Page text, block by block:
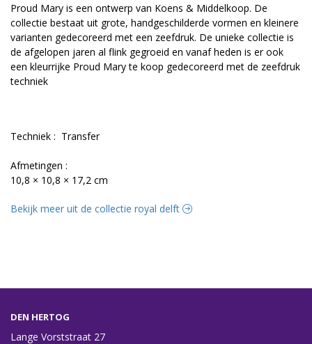
Proud Mary is een ontwerp van Koens & Middelkoop. De
collectie bestaat uit grote, handgeschilderde vormen en kleinere
varianten gedecoreerd met een zeefdruk. De unieke collectie is
de afgelopen jaren al flink gegroeid en vanaf heden is er ook
een kleurrijke Proud Mary te koop gedecoreerd met de zeefdruk
techniek
Techniek : Transfer
Afmetingen :
10,8 × 10,8 × 17,2 cm
Bekijk meer uit de collectie royal delft
DEN HERTOG
Lange Vorststraat 27